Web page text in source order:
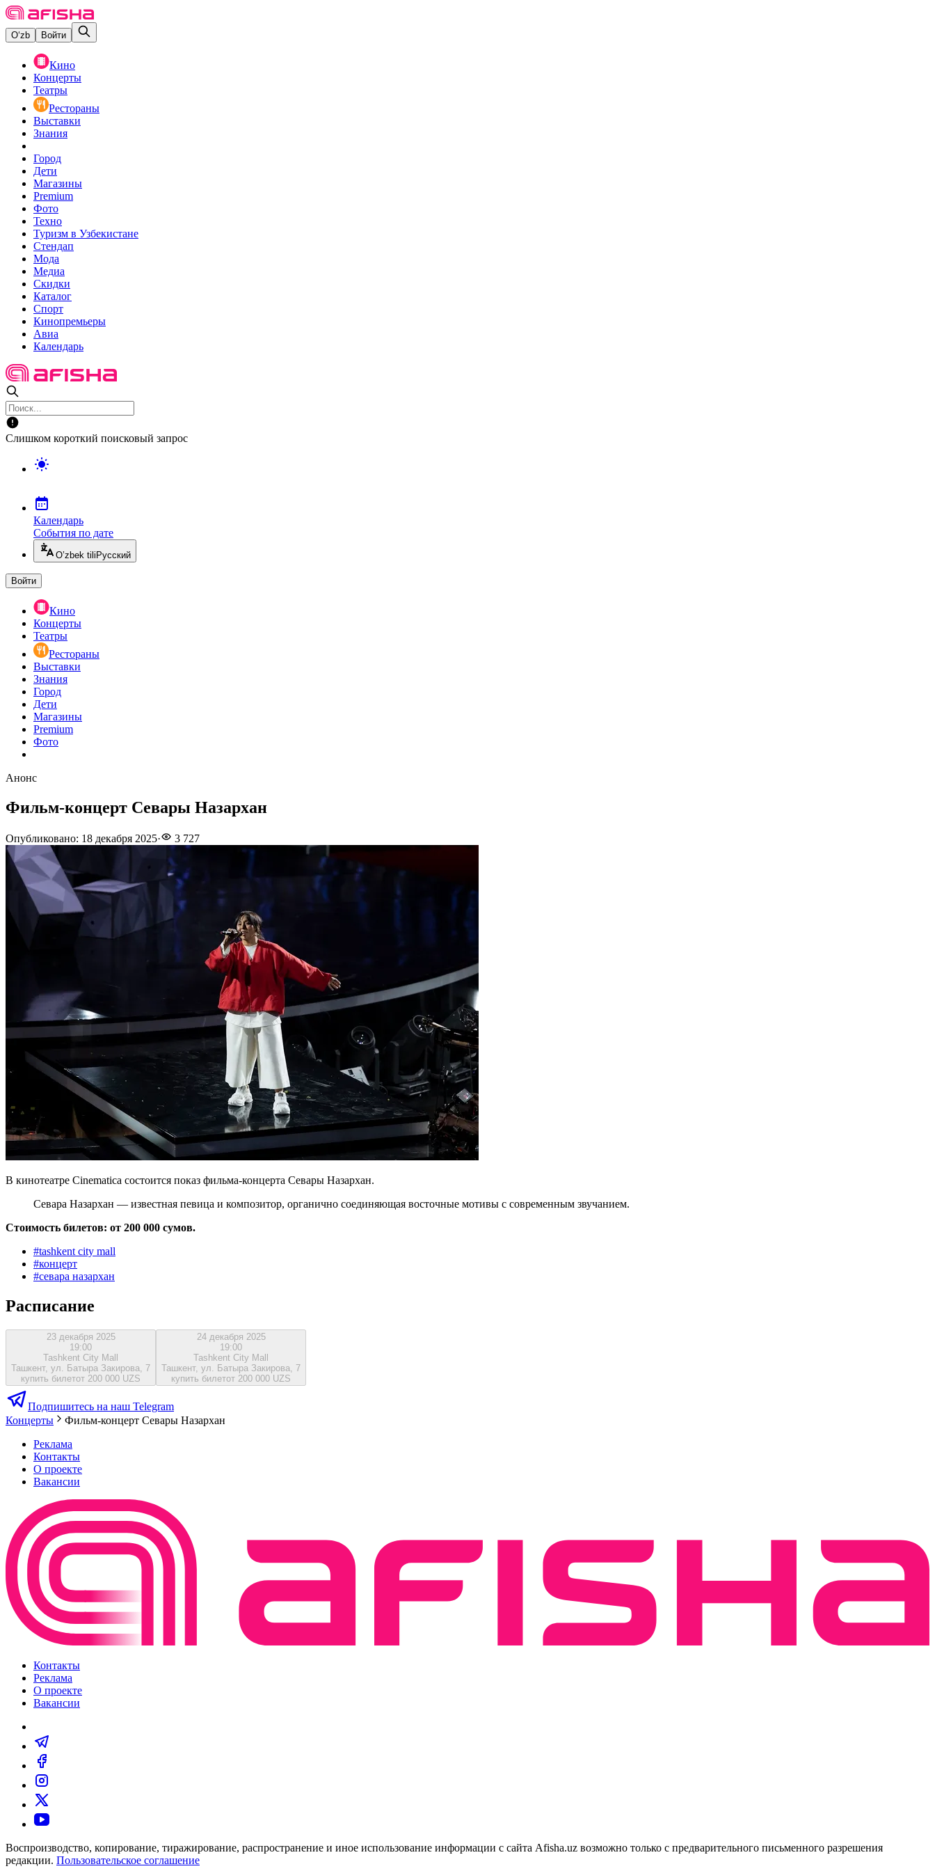
O‘zb Войти
Кино
Концерты
Театры
Рестораны
Выставки
Знания
Город
Дети
Магазины
Premium
Фото
Техно
Туризм в Узбекистане
Стендап
Мода
Медиа
Скидки
Каталог
Спорт
Кинопремьеры
Авиа
Календарь
Слишком короткий поисковый запрос
Календарь
События по дате
O’zbek tili Русский
Войти
Кино
Концерты
Театры
Рестораны
Выставки
Знания
Город
Дети
Магазины
Premium
Фото
Анонс
Фильм-концерт Севары Назархан
Опубликовано: 18 декабря 2025· 3 727
В кинотеатре Cinematica состоится показ фильма-концерта Севары Назархан.
Севара Назархан — известная певица и композитор, органично соединяющая восточные мотивы с современным звучанием.
Стоимость билетов: от 200 000 сумов.
#tashkent city mall
#концерт
#севара назархан
Расписание
23 декабря 2025
19:00
Tashkent City Mall
Ташкент, ул. Батыра Закирова, 7
купить билетот 200 000 UZS
24 декабря 2025
19:00
Tashkent City Mall
Ташкент, ул. Батыра Закирова, 7
купить билетот 200 000 UZS
Подпишитесь на наш Telegram
Концерты
Фильм-концерт Севары Назархан
Реклама
Контакты
О проекте
Вакансии
Контакты
Реклама
О проекте
Вакансии
Воспроизводство, копирование, тиражирование, распространение и иное использование информации с сайта Afisha.uz возможно только с предварительного письменного разрешения
редакции. Пользовательское соглашение